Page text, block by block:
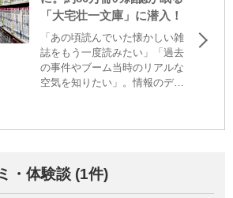
「大宅壮一文庫」に潜入！
「あの頃読んでいた懐かしい雑
誌をもう一度読みたい」「過去
の事件やブーム当時のリアルな
空気を知りたい」。情報のデジ
がある。そんな貴重な記録と記
雑誌専門図書館「大宅壮一文
・体験談 (1件)